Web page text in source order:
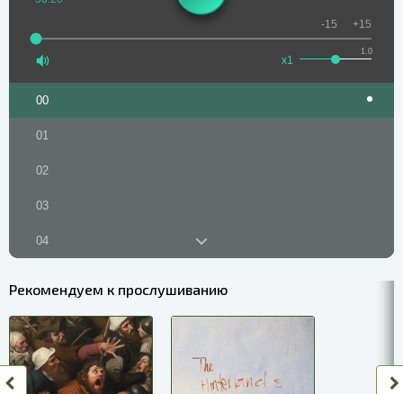
1.0
x1
-15 +15
00
01
02
03
04
07
08
Рекомендуем к прослушиванию